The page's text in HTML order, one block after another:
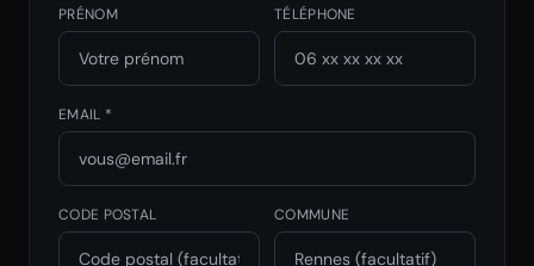
PRÉNOM TÉLÉPHONE
EMAIL *
CODE POSTAL COMMUNE